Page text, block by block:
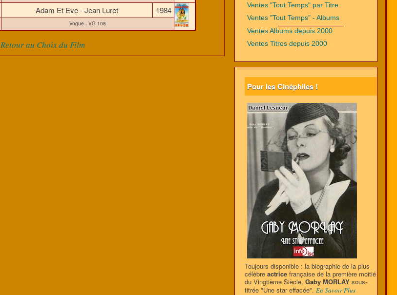
Adam Et Eve - Jean Luret 1984
Vogue - VG 108
Retour au Choix du Film
Ventes "Tout Temps" par Titre
Ventes "Tout Temps" - Albums
Ventes Albums depuis 2000
Ventes Titres depuis 2000
Pour les Cinéphiles !
Toujours disponible : la biographie de la plus
célèbre actricefrançaise de la première moitié
du Vingtième Siècle, Gaby MORLAYsous-
titrée "Une star effacée". En Savoir Plus